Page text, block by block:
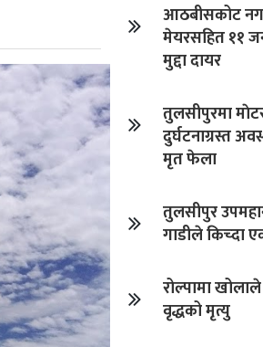
आठबीसकोट
मेयरसहित ११
मुद्दा दायर
तुलसीपुरमा
दुर्घटनाग्रस्त
मृत फेला
तुलसीपुर
गाडीले किच्दा
रोल्पामा
वृद्धको मृत्यु